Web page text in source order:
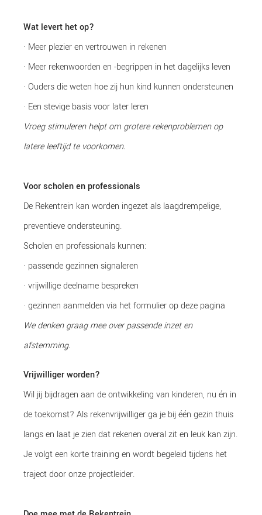
Wat levert het op?
· Meer plezier en vertrouwen in rekenen
· Meer rekenwoorden en -begrippen in het dagelijks leven
· Ouders die weten hoe zij hun kind kunnen ondersteunen
· Een stevige basis voor later leren
Vroeg stimuleren helpt om grotere rekenproblemen op
latere leeftijd te voorkomen.
Voor scholen en professionals
De Rekentrein kan worden ingezet als laagdrempelige,
preventieve ondersteuning.
Scholen en professionals kunnen:
· passende gezinnen signaleren
· vrijwillige deelname bespreken
· gezinnen aanmelden via het formulier op deze pagina
We denken graag mee over passende inzet en
afstemming.
Vrijwilliger worden?
Wil jij bijdragen aan de ontwikkeling van kinderen, nu én in
de toekomst? Als rekenvrijwilliger ga je bij één gezin thuis
langs en laat je zien dat rekenen overal zit en leuk kan zijn.
Je volgt een korte training en wordt begeleid tijdens het
traject door onze projectleider.